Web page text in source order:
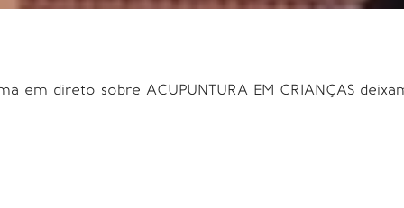
em direto sobre ACUPUNTURA EM CRIANÇAS